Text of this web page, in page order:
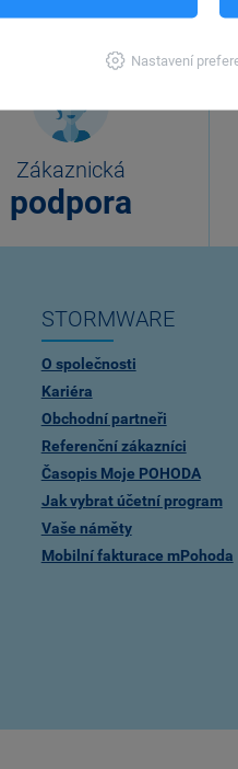
Nastavení
Zákaznická
podpora
STORMWARE
O společnosti
Kariéra
Obchodní partneři
Referenční zákazníci
Časopis Moje POHODA
Jak vybrat účetní program
Vaše náměty
Mobilní fakturace mPohoda